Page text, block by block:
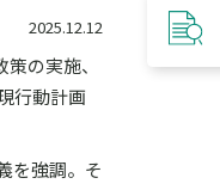
2025.12.12
の実施、
行動計画
を強調。そ